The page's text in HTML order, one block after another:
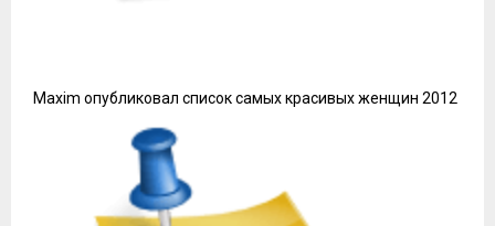
Maxim опубликовал список самых красивых женщин 2012